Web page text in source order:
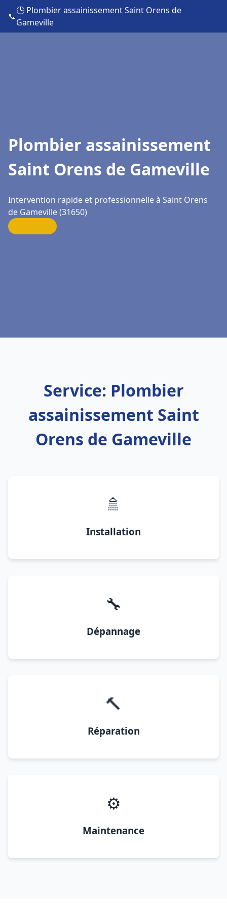
📞
🕒 Plombier assainissement Saint Orens de
Gameville
Plombier assainissement
Saint Orens de Gameville
Intervention rapide et professionnelle à Saint Orens
de Gameville (31650)
Service: Plombier
assainissement Saint
Orens de Gameville
🚿
Installation
🔧
Dépannage
🔨
Réparation
⚙️
Maintenance